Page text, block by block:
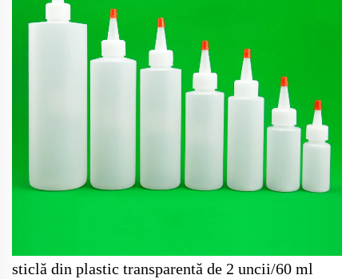
sticlă din plastic transparentă de 2 uncii/60 ml